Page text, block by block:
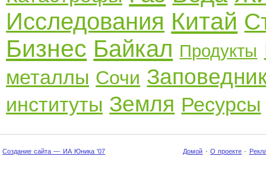
Исследования Китай
Бизнес Байкал Продукты
металлы Сочи
институты Земля Ресурсы
Создание сайта — ИА Юника '07 Домой · О проекте ·